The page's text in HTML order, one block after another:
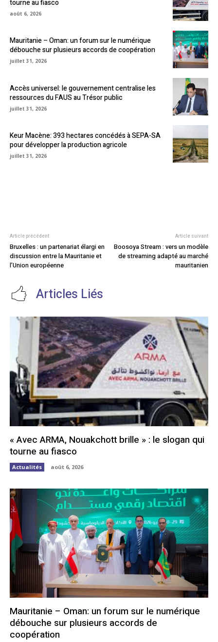
tourne au fiasco
août 6, 2026
Mauritanie – Oman: un forum sur le numérique
débouche sur plusieurs accords de coopération
juillet 31, 2026
Accès universel: le gouvernement centralise les
ressources du FAUS au Trésor public
juillet 31, 2026
Keur Macène: 393 hectares concédés à SEPA-SA
pour développer la production agricole
juillet 31, 2026
Article précédent
Bruxelles : un partenariat élargi en
discussion entre la Mauritanie et
l’Union européenne
Article suivant
Boosoya Stream : vers un modèle
de streaming adapté au marché
mauritanien
Articles Liés
« Avec ARMA, Nouakchott brille » : le slogan qui
tourne au fiasco
Actualités août 6, 2026
Mauritanie – Oman: un forum sur le numérique
débouche sur plusieurs accords de
coopération